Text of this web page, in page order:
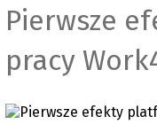
Pierwsze
pracy